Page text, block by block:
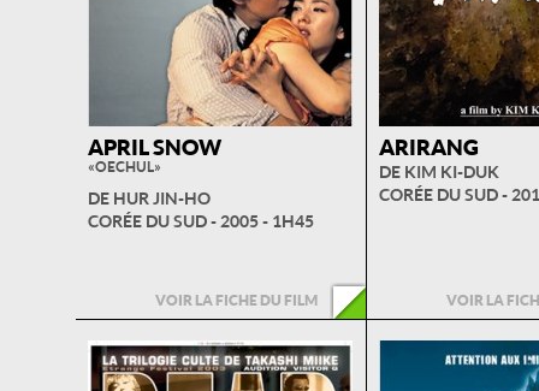
APRIL SNOW
« OECHUL »
DE HUR JIN-HO
CORÉE DU SUD - 2005 - 1H45
VOIR LA FICHE DU FILM
ARIRANG
DE KIM KI-DUK
CORÉE DU SUD -
VOIR LA